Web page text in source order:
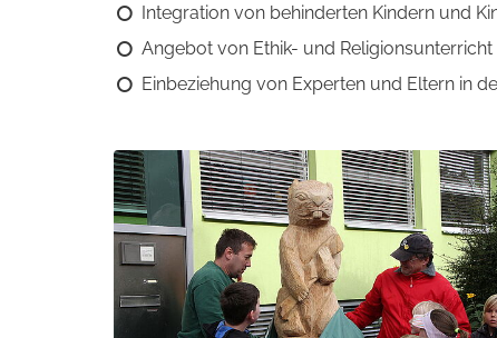
Integration von behinderten Kindern und
Angebot von Ethik- und Religionsunterricht
Einbeziehung von Experten und Eltern in